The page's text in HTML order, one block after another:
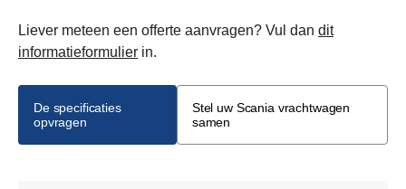
Liever meteen een offerte aanvragen? Vul dan dit
informatieformulier in.
De specificaties
opvragen
Stel uw Scania vrachtwagen
samen